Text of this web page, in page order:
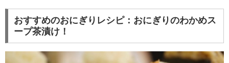
おすすめのおにぎりレシピ：おにぎりのわかめス
ープ茶漬け！